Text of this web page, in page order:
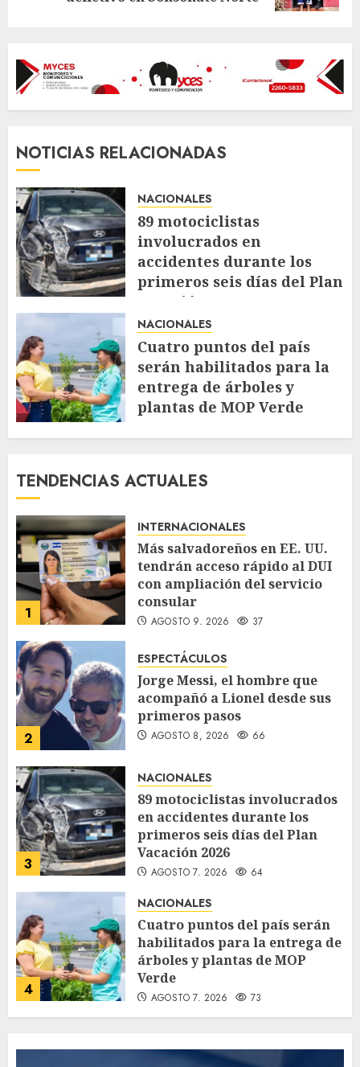
NOTICIAS RELACIONADAS
NACIONALES
89 motociclistas
involucrados en
accidentes durante los
primeros seis días del Plan
Vacación 2026
AGOSTO 7, 2026
NACIONALES
Cuatro puntos del país
serán habilitados para la
entrega de árboles y
plantas de MOP Verde
TENDENCIAS ACTUALES
1
INTERNACIONALES
Más salvadoreños en EE. UU.
tendrán acceso rápido al DUI
con ampliación del servicio
consular
AGOSTO 9, 2026 37
2
ESPECTÁCULOS
Jorge Messi, el hombre que
acompañó a Lionel desde sus
primeros pasos
AGOSTO 8, 2026 66
3
NACIONALES
89 motociclistas involucrados
en accidentes durante los
primeros seis días del Plan
Vacación 2026
AGOSTO 7, 2026 64
4
NACIONALES
Cuatro puntos del país serán
habilitados para la entrega de
árboles y plantas de MOP
Verde
AGOSTO 7, 2026 73